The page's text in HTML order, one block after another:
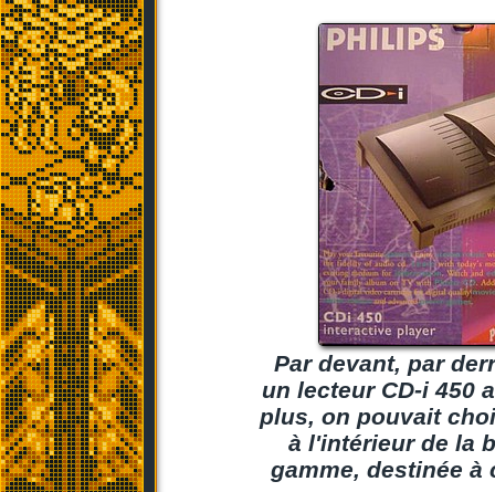
Par devant, par
un lecteur CD-i 450
plus, on pouvait
à l'intérieur de la
gamme, destinée